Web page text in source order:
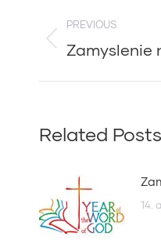
PREVIOUS
Previous
Zamyslenie
Related Posts
14.